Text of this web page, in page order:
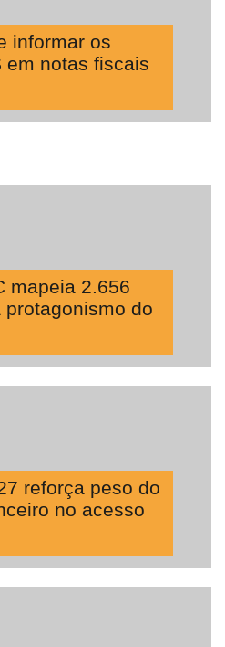
informar os
em notas fiscais
mapeia 2.656
do
reforça peso do
no acesso